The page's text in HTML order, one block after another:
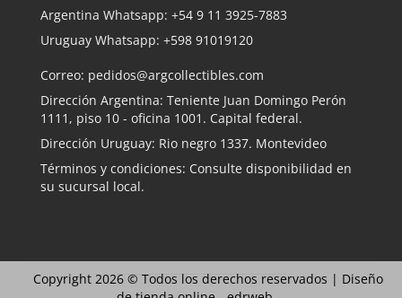
Argentina Whatsapp: +54 9 11 3925-7883
Uruguay Whatsapp: +598 91019120
Correo: pedidos@argcollectibles.com
Dirección Argentina: Teniente Juan Domingo Perón
1111, piso 10 - oficina 1001. Capital federal.
Dirección Uruguay: Rio negro 1337. Montevideo
Términos y condiciones: Consulte disponibilidad en
su sucursal local.
Copyright 2026 © Todos los derechos reservados | Diseño